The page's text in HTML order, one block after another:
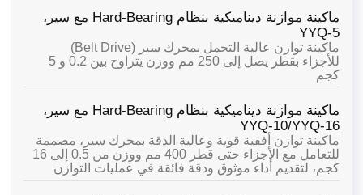
ماكينة موازنة ديناميكية بنظام Hard-Bearing مع سير،
YYQ-5
ماكينة توازن عالية التحمل بمحرك سير (Belt Drive)
للأجزاء بقطر يصل إلى 250 مم ووزن يتراوح بين 0.2 و 5
كجم
ماكينة موازنة ديناميكية بنظام Hard-Bearing مع سير،
YYQ-10/YYQ-16
ماكينة توازن أفقية قوية وعالية الدقة بمحرك سير، مصممة
للتعامل مع الأجزاء حتى قطر 400 مم ووزن من 0.5 إلى 16
كجم، لتقديم أداء موثوق ودقة فائقة في عمليات التوازن